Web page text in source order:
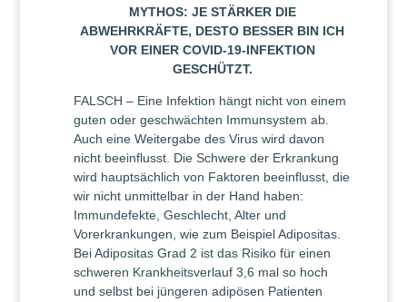
MYTHOS: JE STÄRKER DIE
ABWEHRKRÄFTE, DESTO BESSER BIN ICH
VOR EINER COVID-19-INFEKTION
GESCHÜTZT.
FALSCH – Eine Infektion hängt nicht von einem
guten oder geschwächten Immunsystem ab.
Auch eine Weitergabe des Virus wird davon
nicht beeinflusst. Die Schwere der Erkrankung
wird hauptsächlich von Faktoren beeinflusst, die
wir nicht unmittelbar in der Hand haben:
Immundefekte, Geschlecht, Alter und
Vorerkrankungen, wie zum Beispiel Adipositas.
Bei Adipositas Grad 2 ist das Risiko für einen
schweren Krankheitsverlauf 3,6 mal so hoch
und selbst bei jüngeren adipösen Patienten